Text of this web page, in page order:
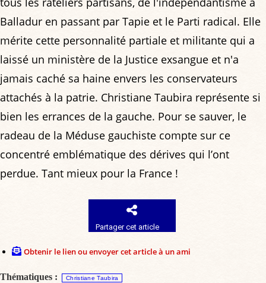
Balladur en passant par Tapie et le Parti radical. Elle
mérite cette personnalité partiale et militante qui a
laissé un ministère de la Justice exsangue et n'a
jamais caché sa haine envers les conservateurs
attachés à la patrie. Christiane Taubira représente si
bien les errances de la gauche. Pour se sauver, le
radeau de la Méduse gauchiste compte sur ce
concentré emblématique des dérives qui l’ont
perdue. Tant mieux pour la France !
Partager cet article
Obtenir le lien ou envoyer cet article à un ami
Thématiques : Christiane Taubira